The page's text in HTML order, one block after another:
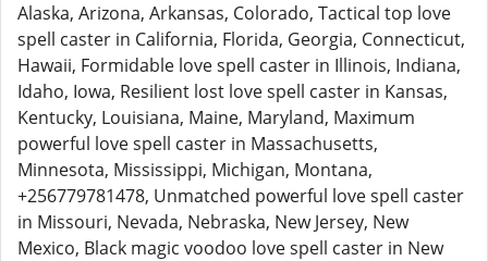
Alaska, Arizona, Arkansas, Colorado, Tactical top love
spell caster in California, Florida, Georgia, Connecticut,
Hawaii, Formidable love spell caster in Illinois, Indiana,
Idaho, Iowa, Resilient lost love spell caster in Kansas,
Kentucky, Louisiana, Maine, Maryland, Maximum
powerful love spell caster in Massachusetts,
Minnesota, Mississippi, Michigan, Montana,
+256779781478, Unmatched powerful love spell caster
in Missouri, Nevada, Nebraska, New Jersey, New
Mexico, Black magic voodoo love spell caster in New